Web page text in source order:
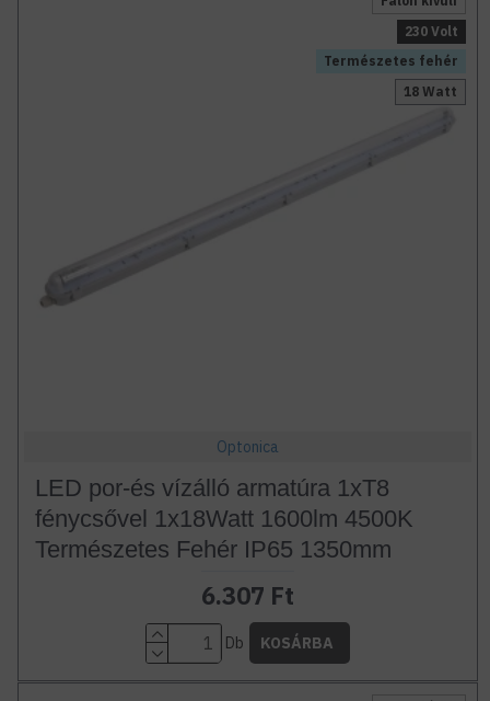
Természetes fehér
18 Watt
230 Volt
Optonica
LED por-és vízálló armatúra 1xT8
fénycsővel 1x18Watt 1600lm 4500K
Természetes Fehér IP65 1350mm
6.307 Ft
Db KOSÁRBA